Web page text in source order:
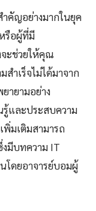
คัญอย่างมากในยุค
รือผู้ที่มี
ะช่วยให้คุณ
สำเร็จไม่ได้มาจาก
ายามอย่าง
และประสบความ
พิ่มเติมสามารถ
มีบทความ IT
โดยอาจารย์บอมผู้